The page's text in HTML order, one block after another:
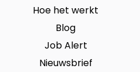
Hoe het werkt
Blog
Job Alert
Nieuwsbrief